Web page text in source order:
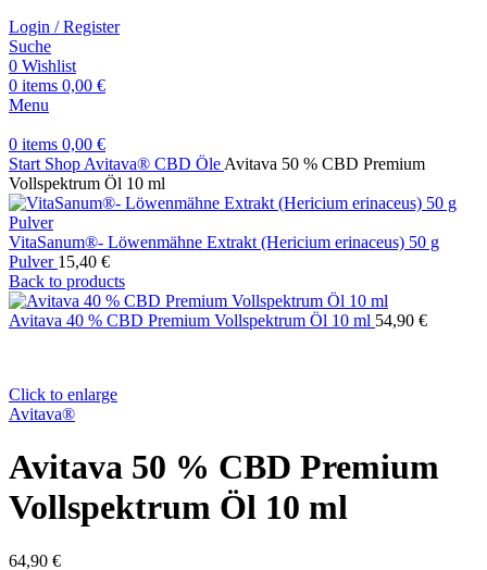
Login / Register
Suche
0 Wishlist
0 items 0,00 €
Menu
0 items 0,00 €
Start Shop Avitava® CBD Öle Avitava 50 % CBD Premium
Vollspektrum Öl 10 ml
VitaSanum®- Löwenmähne Extrakt (Hericium erinaceus) 50 g
Pulver 15,40 €
Back to products
Avitava 40 % CBD Premium Vollspektrum Öl 10 ml 54,90 €
Click to enlarge
Avitava®
Avitava 50 % CBD Premium
Vollspektrum Öl 10 ml
64,90 €